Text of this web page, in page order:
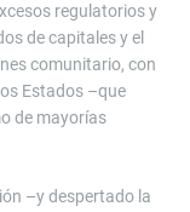
regulatorios y
de capitales y el
comunitario, con
Estados –que
de mayorías
–y despertado la